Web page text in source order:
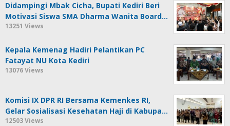
Didampingi Mbak Cicha, Bupati Kediri Beri
Motivasi Siswa SMA Dharma Wanita Board…
13251 Views
Kepala Kemenag Hadiri Pelantikan PC
Fatayat NU Kota Kediri
13076 Views
Komisi IX DPR RI Bersama Kemenkes RI,
Gelar Sosialisasi Kesehatan Haji di Kabupa…
12503 Views